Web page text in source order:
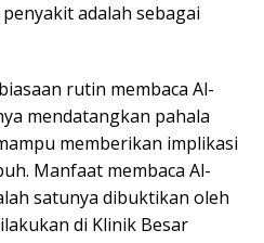
adalah sebagai
rutin membaca Al-
mendatangkan pahala
memberikan implikasi
Manfaat membaca Al-
satunya dibuktikan oleh
di Klinik Besar